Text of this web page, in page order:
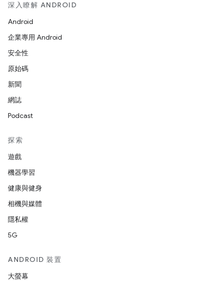
深入瞭解 ANDROID
Android
企業專用 Android
安全性
原始碼
新聞
網誌
Podcast
探索
遊戲
機器學習
健康與健身
相機與媒體
隱私權
5G
ANDROID 裝置
大螢幕